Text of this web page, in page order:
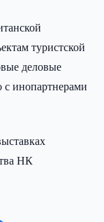
туристской
деловые
с инопартнерами
НК